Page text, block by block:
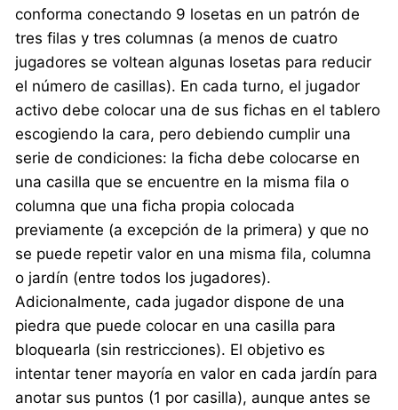
conforma conectando 9 losetas en un patrón de
tres filas y tres columnas (a menos de cuatro
jugadores se voltean algunas losetas para reducir
el número de casillas). En cada turno, el jugador
activo debe colocar una de sus fichas en el tablero
escogiendo la cara, pero debiendo cumplir una
serie de condiciones: la ficha debe colocarse en
una casilla que se encuentre en la misma fila o
columna que una ficha propia colocada
previamente (a excepción de la primera) y que no
se puede repetir valor en una misma fila, columna
o jardín (entre todos los jugadores).
Adicionalmente, cada jugador dispone de una
piedra que puede colocar en una casilla para
bloquearla (sin restricciones). El objetivo es
intentar tener mayoría en valor en cada jardín para
anotar sus puntos (1 por casilla), aunque antes se